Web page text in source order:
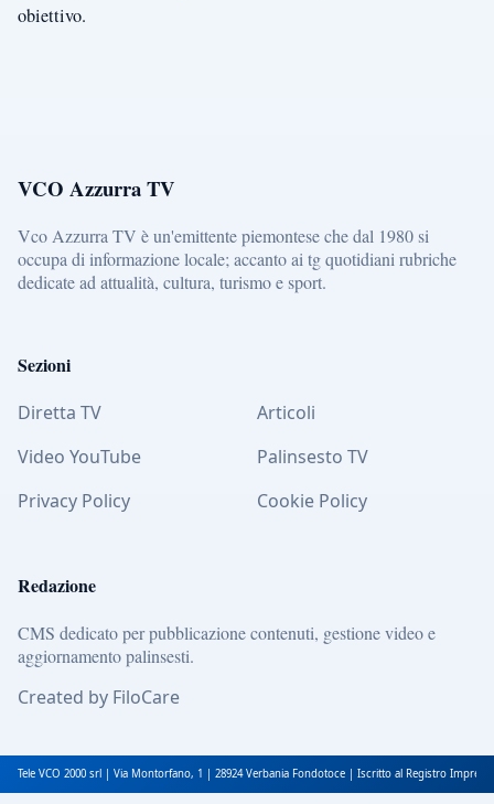
obiettivo.
VCO Azzurra TV
Vco Azzurra TV è un'emittente piemontese che dal 1980 si
occupa di informazione locale; accanto ai tg quotidiani rubriche
dedicate ad attualità, cultura, turismo e sport.
Sezioni
Diretta TV
Articoli
Video YouTube
Palinsesto TV
Privacy Policy
Cookie Policy
Redazione
CMS dedicato per pubblicazione contenuti, gestione video e
aggiornamento palinsesti.
Created by FiloCare
Tele VCO 2000 srl | Via Montorfano, 1 | 28924 Verbania Fondotoce | Iscritto al Registro Imprese